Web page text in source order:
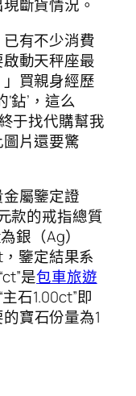
斷貨情況。
有不少消費
動天秤座最
買親身經歷
鉆’，這么
于找代購幫我
片還要驚
屬鑒定證
款的戒指總質
銀（Ag）
鑒定結果系
是包車旅遊
石1.00ct”即
寶石份量為1